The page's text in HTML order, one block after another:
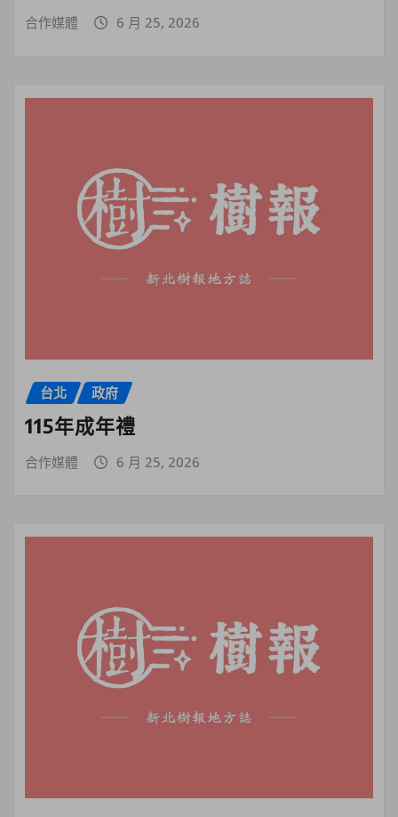
合作媒體 6 月 25, 2026
台北 政府
115年成年禮
合作媒體 6 月 25, 2026